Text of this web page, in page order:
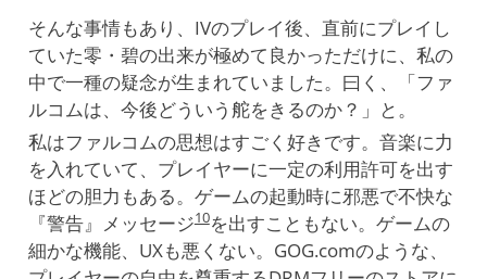
そんな事情もあり、IVのプレイ後、直前にプレイし
ていた零・碧の出来が極めて良かっただけに、私の
中で一種の疑念が生まれていました。曰く、「ファ
ルコムは、今後どういう舵をきるのか？」と。
私はファルコムの思想はすごく好きです。音楽に力
を入れていて、プレイヤーに一定の利用許可を出す
ほどの胆力もある。ゲームの起動時に邪悪で不快な
『警告』メッセージ10を出すこともない。ゲームの
細かな機能、UXも悪くない。GOG.comのような、